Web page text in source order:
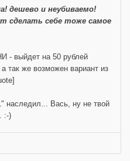
дешево и неубиваемо!
сделать себе тоже самое
- выйдет на 50 рублей
так же возможен вариант из
наследил... Вась, ну не твой
:-)